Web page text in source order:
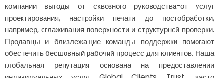
компании выгоды от сквозного руководства-от услуг
проектирования, настройки печати до постобработки,
например, сглаживания поверхности и структурной проверки.
Продавцы и близлежащие команды поддержки помогают
обеспечить бесшовный рабочий процесс для клиентов. Наша
глобальная репутация основана на предоставлении